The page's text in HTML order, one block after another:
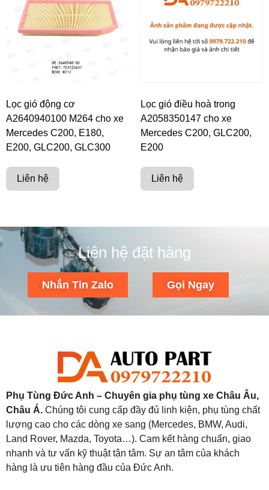
Lọc gió động cơ
A2640940100 M264 cho xe
Mercedes C200, E180,
E200, GLC200, GLC300
Liên hệ
Lọc gió điều hoà trong
A2058350147 cho xe
Mercedes C200, GLC200,
E200
Liên hệ
Liên hệ đặt hàng
Nhắn Tin Zalo Gọi Ngay
Phụ Tùng Đức Anh – Chuyên gia phụ tùng xe Châu Âu,
Châu Á. Chúng tôi cung cấp đầy đủ linh kiện, phụ tùng chất
lượng cao cho các dòng xe sang (Mercedes, BMW, Audi,
Land Rover, Mazda, Toyota…). Cam kết hàng chuẩn, giao
nhanh và tư vấn kỹ thuật tận tâm. Sự an tâm của khách
hàng là ưu tiên hàng đầu của Đức Anh.